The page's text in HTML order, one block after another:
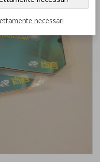
necessari